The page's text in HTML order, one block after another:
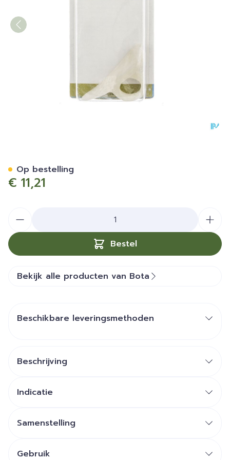
€ 11,21
Bestel
Op bestelling
Bekijk alle producten van Bota
Beschikbare leveringsmethoden
Beschrijving
Indicatie
Samenstelling
Gebruik